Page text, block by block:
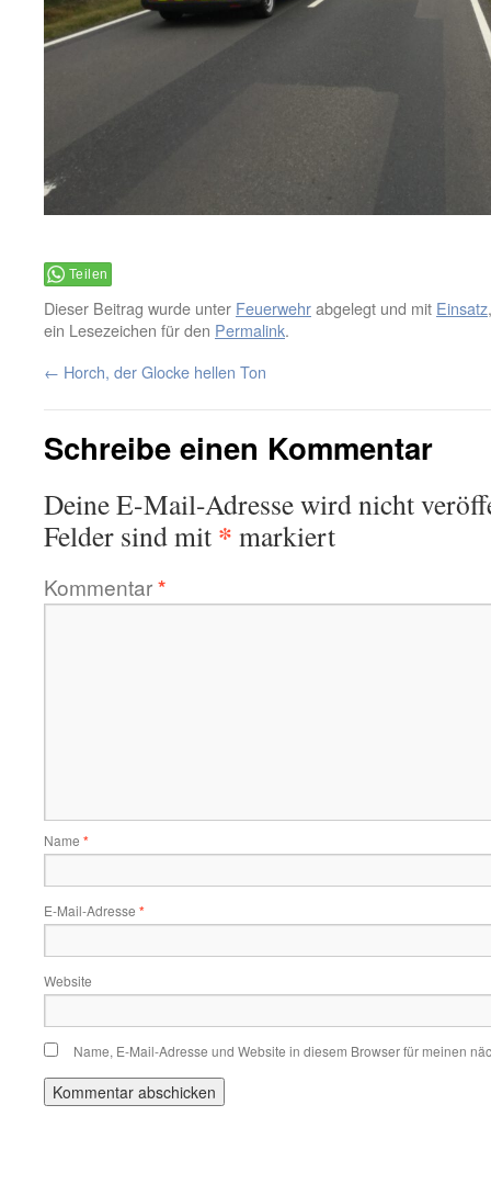
Teilen
Dieser Beitrag wurde unter Feuerwehrabgelegt und mit Einsatz
ein Lesezeichen für den Permalink.
← Horch, der Glocke hellen Ton
Schreibe einen Kommentar
Deine E-Mail-Adresse wird nicht
Felder sind mit * markiert
Kommentar*
Name *
E-Mail-Adresse *
Website
Name, E-Mail-Adresse und Website in diesem Browser für meinen